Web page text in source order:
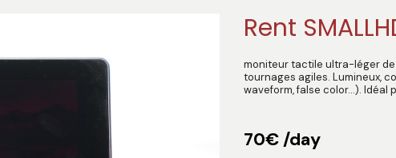
Rent
moniteur tactile ultra-léger
tournages agiles. Lumineux,
waveform, false color…). Idéal
70€ /day